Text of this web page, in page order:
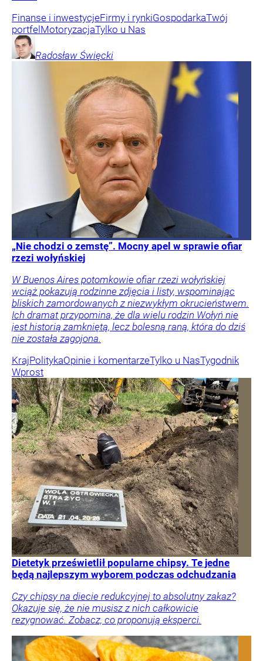
Finanse i inwestycjeFirmy i rynkiGospodarkaTwój
portfelMotoryzacjaTylko u Nas
Radosław Święcki
„Nie chodzi o zemstę”. Mocny apel w sprawie ofiar
rzezi wołyńskiej
W Buenos Aires potomkowie ofiar rzezi wołyńskiej
wciąż pokazują rodzinne zdjęcia i listy, wspominając
bliskich zamordowanych z niezwykłym okrucieństwem.
Ich dramat przypomina, że dla wielu rodzin Wołyń nie
jest historią zamkniętą, lecz bolesną raną, która do dziś
nie została zagojona.
KrajPolitykaOpinie i komentarzeTylko u NasTygodnik
Wprost
Dietetyk prześwietlił popularne chipsy. Te jedne
będą najlepszym wyborem podczas odchudzania
Czy chipsy na diecie redukcyjnej to absolutny zakaz?
Okazuje się, że nie musisz z nich całkowicie
rezygnować. Zobacz, co proponują eksperci.